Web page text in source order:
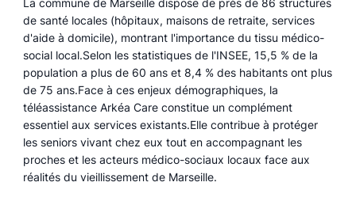
La commune de Marseille dispose de près de 86 structures
de santé locales (hôpitaux, maisons de retraite, services
d'aide à domicile), montrant l'importance du tissu médico-
social local.Selon les statistiques de l'INSEE, 15,5 % de la
population a plus de 60 ans et 8,4 % des habitants ont plus
de 75 ans.Face à ces enjeux démographiques, la
téléassistance Arkéa Care constitue un complément
essentiel aux services existants.Elle contribue à protéger
les seniors vivant chez eux tout en accompagnant les
proches et les acteurs médico-sociaux locaux face aux
réalités du vieillissement de Marseille.